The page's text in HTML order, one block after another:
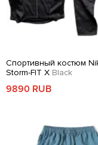
Спортивный костюм
Storm-FIT X Black
9890 RUB